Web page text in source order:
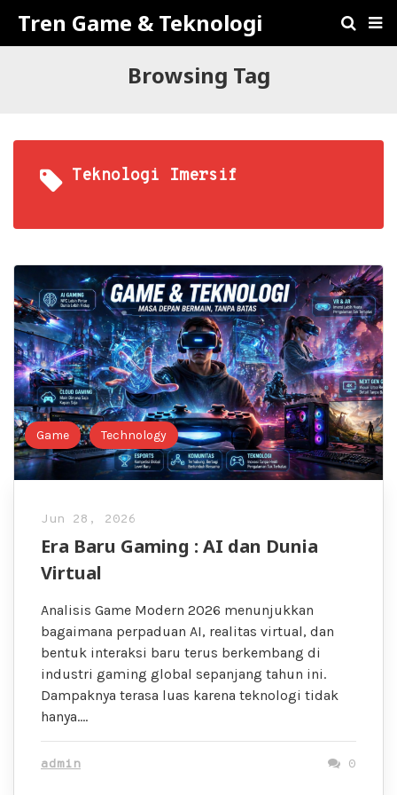
Tren Game & Teknologi
Browsing Tag
Teknologi Imersif
Game Technology
Jun 28, 2026
Era Baru Gaming : AI dan Dunia
Virtual
Analisis Game Modern 2026 menunjukkan
bagaimana perpaduan AI, realitas virtual, dan
bentuk interaksi baru terus berkembang di
industri gaming global sepanjang tahun ini.
Dampaknya terasa luas karena teknologi tidak
hanya….
admin 0